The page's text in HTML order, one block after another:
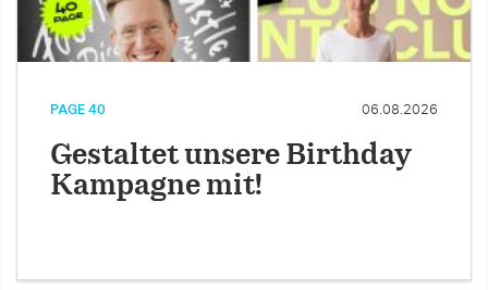
PAGE 40 06.08.2026
Gestaltet unsere Birthday
Kampagne mit!